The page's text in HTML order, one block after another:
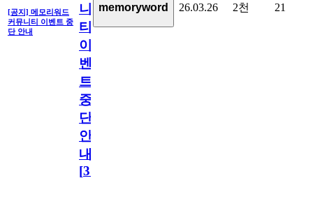
[공지] 메모리워드
커뮤니티 이벤트 중
단 안내
니
티
이
벤
트
중
단
안
내
[31
memoryword 26.03.26 2천 21